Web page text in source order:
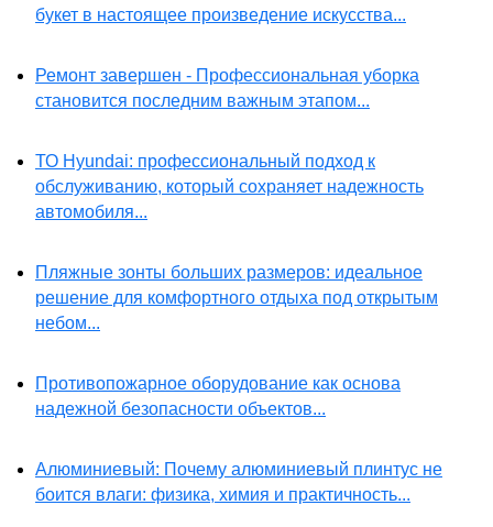
букет в настоящее произведение искусства...
Ремонт завершен - Профессиональная уборка
становится последним важным этапом...
ТО Hyundai: профессиональный подход к
обслуживанию, который сохраняет надежность
автомобиля...
Пляжные зонты больших размеров: идеальное
решение для комфортного отдыха под открытым
небом...
Противопожарное оборудование как основа
надежной безопасности объектов...
Алюминиевый: Почему алюминиевый плинтус не
боится влаги: физика, химия и практичность...